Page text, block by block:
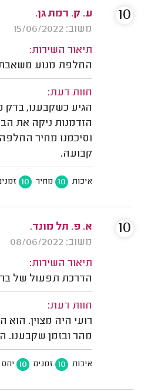
ע. ק. רמת גן.
משוב: 15/06/2022
תיאור השירות:
החלפת מנוע משאבת
חוות דעת:
הגיע כשקבענו, בדק
הזדמנות ניקה את
וסיכמנו מחיר
קבועה.
איכות 10 מחיר 10
10
א. פ. תל מונד.
משוב: 08/06/2022
תיאור השירות:
הדרכת תפעול של
חוות דעת:
רועי היה מצוין.
מהר ובזמן שקבענו.
איכות 10 זמנים 10 יחס
10